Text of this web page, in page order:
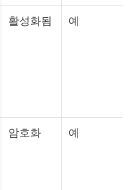
활성화됨 예
암호화 예